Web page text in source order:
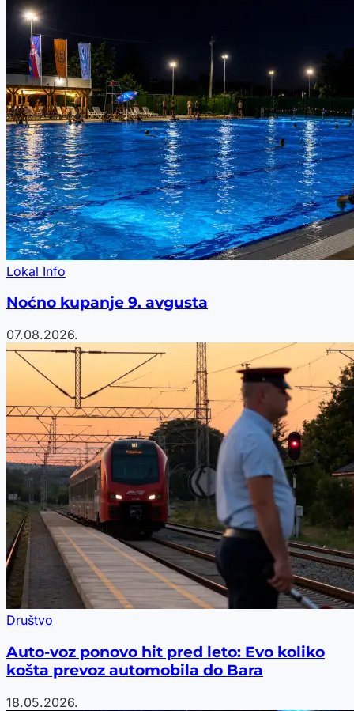
Lokal Info
Noćno kupanje 9. avgusta
07.08.2026.
Društvo
Auto-voz ponovo hit pred leto: Evo koliko
košta prevoz automobila do Bara
18.05.2026.